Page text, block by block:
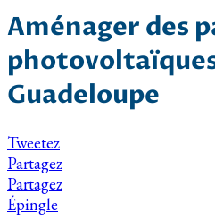
Aménager des
Guadeloupe
Tweetez
Partagez
Partagez
Épingle